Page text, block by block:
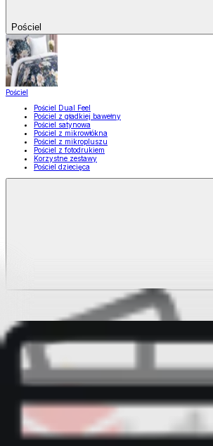
Pościel
Pościel
Pościel Dual Feel
Pościel z gładkiej bawełny
Pościel satynowa
Pościel z mikrowłókna
Pościel z mikropluszu
Pościel z fotodrukiem
Korzystne zestawy
Pościel dziecięca
Pokaż wszystko